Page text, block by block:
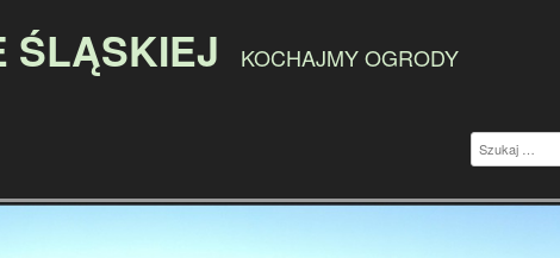
ŚLĄSKIEJ KOCHAJMY OGRODY
Szukaj: